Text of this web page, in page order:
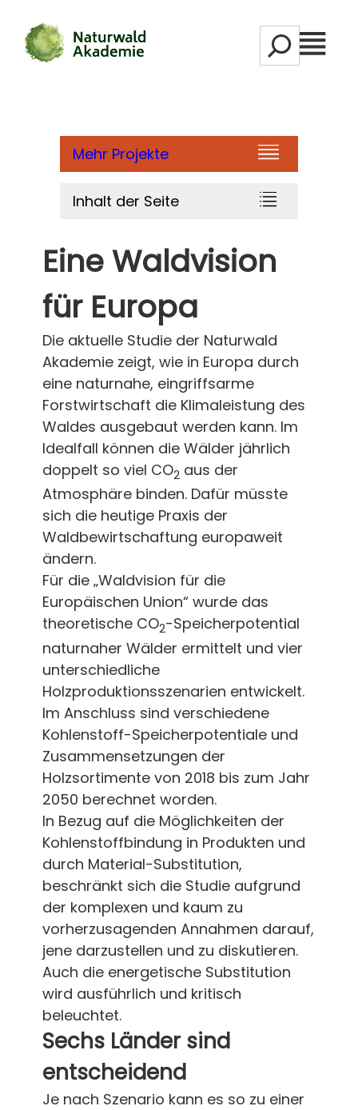
Inhalt
springen
h
Mehr Projekte
Inhalt der Seite
Eine Waldvision
für Europa
Die aktuelle Studie der Naturwald
Akademie zeigt, wie in Europa durch
eine naturnahe, eingriffsarme
Forstwirtschaft die Klimaleistung des
Waldes ausgebaut werden kann. Im
Idealfall können die Wälder jährlich
doppelt so viel CO2 aus der
Atmosphäre binden. Dafür müsste
sich die heutige Praxis der
Waldbewirtschaftung europaweit
ändern.
Für die „Waldvision für die
Europäischen Union“ wurde das
theoretische CO2-Speicherpotential
naturnaher Wälder ermittelt und vier
unterschiedliche
Holzproduktionsszenarien entwickelt.
Im Anschluss sind verschiedene
Kohlenstoff-Speicherpotentiale und
Zusammensetzungen der
Holzsortimente von 2018 bis zum Jahr
2050 berechnet worden.
In Bezug auf die Möglichkeiten der
Kohlenstoffbindung in Produkten und
durch Material-Substitution,
beschränkt sich die Studie aufgrund
der komplexen und kaum zu
vorherzusagenden Annahmen darauf,
jene darzustellen und zu diskutieren.
Auch die energetische Substitution
wird ausführlich und kritisch
beleuchtet.
Sechs Länder sind
entscheidend
Je nach Szenario kann es so zu einer